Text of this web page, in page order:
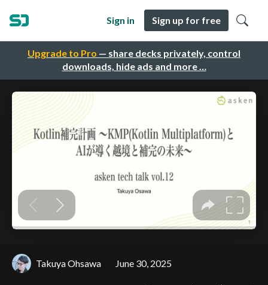
Upgrade to Pro — share decks privately, control
downloads, hide ads and more …
Sign in Sign up for free
Takuya Ohsawa June 30, 2025